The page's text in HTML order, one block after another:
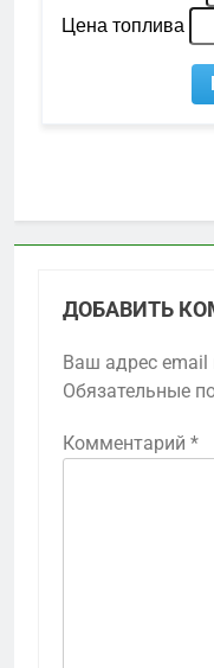
ДОБАВИТЬ
Ваш адрес email
Обязательные
Комментарий *